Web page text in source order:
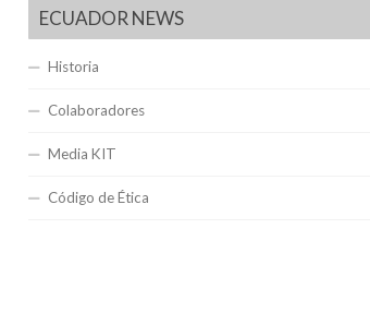
ECUADOR NEWS
Historia
Colaboradores
Media KIT
Código de Ética